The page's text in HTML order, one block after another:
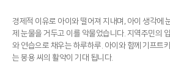
경제적 이유로 아이와 떨어져 지내며, 아이 생각에
제 눈물을 거두고 이를 악물었습니다. 지역주민의
와 연습으로 채우는 하루하루. 아이와 함께 기프트
는 봉용 씨의 활약이 기대 됩니다.